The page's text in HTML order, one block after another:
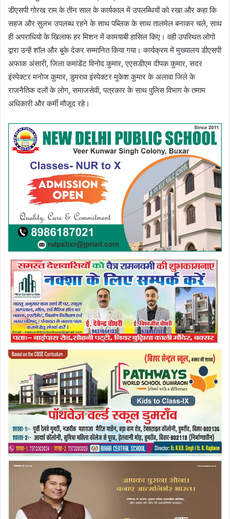
डीएसपी गोरख राम के तीन साल के कार्यकाल में उपलब्धियों को रखा और कहा कि
सहज और सुलभ उपलब्ध रहने के साथ पब्लिक के साथ तालमेल बनाकर चले, साथ
ही अपराधियो के खिलाफ हर मिशन में कामयाबी हासिल किए। वही उपस्थित लोगो
द्वारा उन्हें शॉल और बुके देकर सम्मानित किया गया। कार्यक्रम में मुख्यालय डीएसपी
अफाक अंसारी, जिला कमांडेंट विनोद कुमार, एएसडीएम दीपक कुमार, सदर
इंस्पेक्टर मनोज कुमार, डुमराव इंस्पेक्टर मुकेश कुमार के अलावा जिले के
राजनैतिक दलों के लोग, समाजसेवी, पत्रकार के साथ पुलिस विभाग के तमाम
अधिकारी और कर्मी मौजूद रहे।